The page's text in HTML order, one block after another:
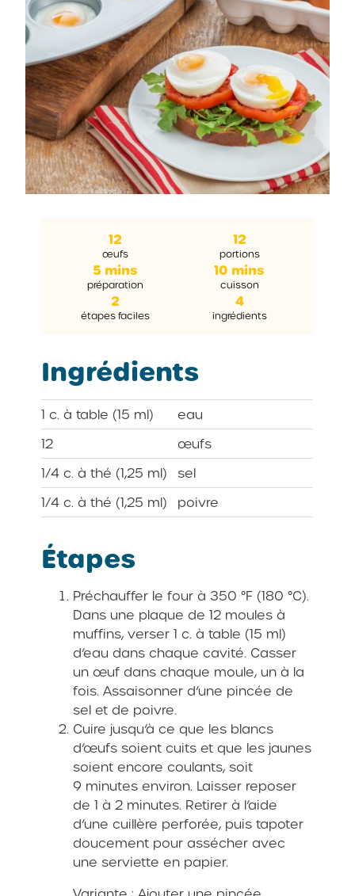
12
œufs
12
portions
5 mins
préparation
10 mins
cuisson
2
étapes faciles
4
ingrédients
Ingrédients
1 c. à table (15 ml)
eau
12
œufs
1/4 c. à thé (1,25 ml)
sel
1/4 c. à thé (1,25 ml)
poivre
Étapes
Préchauffer le four à 350 °F (180 °C).
Dans une plaque de 12 moules à
muffins, verser 1 c. à table (15 ml)
d’eau dans chaque cavité. Casser
un œuf dans chaque moule, un à la
fois. Assaisonner d’une pincée de
sel et de poivre.
Cuire jusqu’à ce que les blancs
d’œufs soient cuits et que les jaunes
soient encore coulants, soit
9 minutes environ. Laisser reposer
de 1 à 2 minutes. Retirer à l’aide
d’une cuillère perforée, puis tapoter
doucement pour assécher avec
une serviette en papier.
Variante : Ajouter une pincée